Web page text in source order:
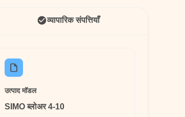
व्यापारिक संपत्तियाँ
उत्पाद मॉडल
SIMO ब्लोअर 4-10